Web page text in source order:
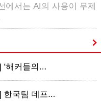
에서는 AI의 사용이 무제
해커들의...
한국팀 데프...